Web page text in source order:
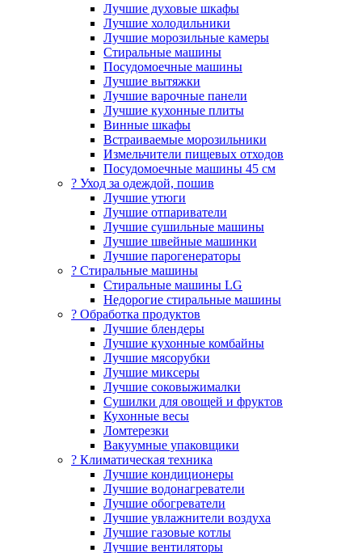
Лучшие духовые шкафы
Лучшие холодильники
Лучшие морозильные камеры
Стиральные машины
Посудомоечные машины
Лучшие вытяжки
Лучшие варочные панели
Лучшие кухонные плиты
Винные шкафы
Встраиваемые морозильники
Измельчители пищевых отходов
Посудомоечные машины 45 см
? Уход за одеждой, пошив
Лучшие утюги
Лучшие отпариватели
Лучшие сушильные машины
Лучшие швейные машинки
Лучшие парогенераторы
? Стиральные машины
Стиральные машины LG
Недорогие стиральные машины
? Обработка продуктов
Лучшие блендеры
Лучшие кухонные комбайны
Лучшие мясорубки
Лучшие миксеры
Лучшие соковыжималки
Сушилки для овощей и фруктов
Кухонные весы
Ломтерезки
Вакуумные упаковщики
?️ Климатическая техника
Лучшие кондиционеры
Лучшие водонагреватели
Лучшие обогреватели
Лучшие увлажнители воздуха
Лучшие газовые котлы
Лучшие вентиляторы